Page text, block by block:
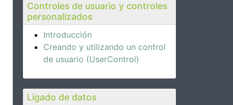
Controles de usuario y controles
personalizados
Introducción
Creando y utilizando un control
de usuario (UserControl)
Ligado de datos